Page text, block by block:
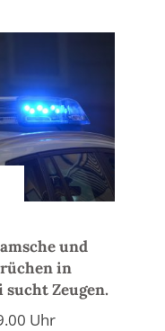
und
in
Zeugen.
Uhr